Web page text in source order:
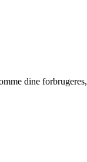
dine forbrugeres,